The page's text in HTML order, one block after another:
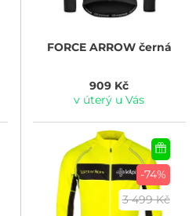
FORCEARROW černá
909 Kč
v úterý u Vás
-74%
3 499 Kč